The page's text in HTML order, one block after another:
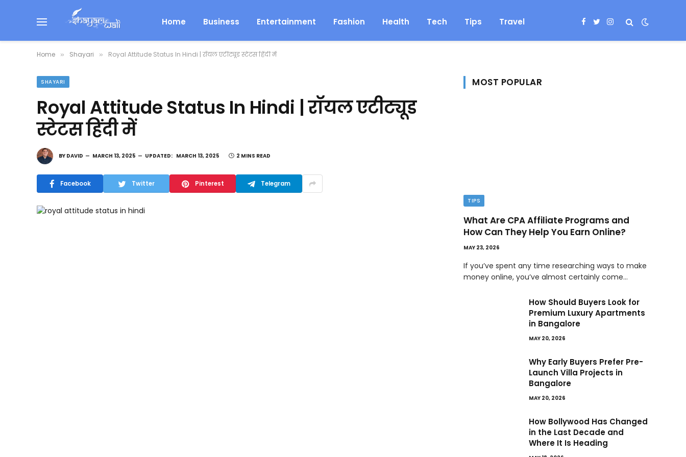
Home Business Entertainment Fashion Health Tech Tips Travel Facebook
TwitterInstagram
Home » Shayari » Royal Attitude Status In Hindi | रॉयल एटीट्यूड स्टेटस हिंदी में
SHAYARI
Royal Attitude Status In Hindi | रॉयल एटीट्यूड
स्टेटस हिंदी में
BY DAVID MARCH 13, 2025 UPDATED: MARCH 13, 2025 2 MINS READ
Facebook Twitter Pinterest Telegram
MOST POPULAR
TIPS
What Are CPA Affiliate Programs and
How Can They Help You Earn Online?
MAY 23, 2026
If you’ve spent any time researching ways to make
money online, you’ve almost certainly come…
How Should Buyers Look for
Premium Luxury Apartments
in Bangalore
MAY 20, 2026
Why Early Buyers Prefer Pre-
Launch Villa Projects in
Bangalore
MAY 20, 2026
How Bollywood Has Changed
in the Last Decade and
Where It Is Heading